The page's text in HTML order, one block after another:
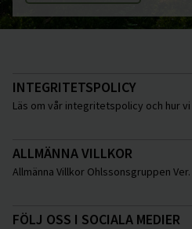
INTEGRITETSPOLICY
Läs om vår integritetspolicy och hur
ALLMÄNNA VILLKOR
Allmänna Villkor Ohlssonsgruppen Ver.
FÖLJ OSS I SOCIALA MEDIER